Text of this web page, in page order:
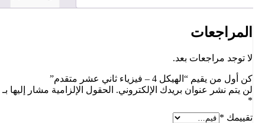
المراجعات
لا توجد مراجعات بعد.
كن أول من يقيم “الهيكل 4 – فيزياء ثاني عشر متقدم”
لن يتم نشر عنوان بريدك الإلكتروني. الحقول الإلزامية مشار إليها بـ
تقييمك*